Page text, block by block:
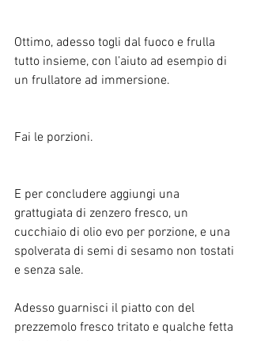
Ottimo, adesso togli dal fuoco e frulla
tutto insieme, con l’aiuto ad esempio di
un frullatore ad immersione.
Fai le porzioni.
E per concludere aggiungi una
grattugiata di zenzero fresco, un
cucchiaio di olio evo per porzione, e una
spolverata di semi di sesamo non tostati
e senza sale.
Adesso guarnisci il piatto con del
prezzemolo fresco tritato e qualche fetta